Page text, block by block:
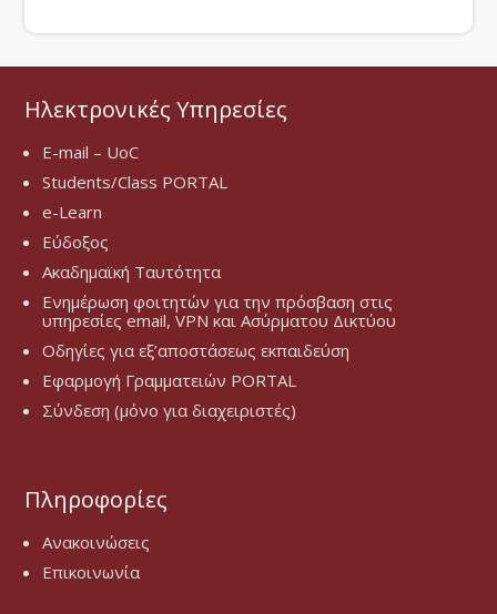
Ηλεκτρονικές Υπηρεσίες
E-mail – UoC
Students/Class PORTAL
e-Learn
Εύδοξος
Ακαδημαϊκή Ταυτότητα
Ενημέρωση φοιτητών για την πρόσβαση στις
υπηρεσίες email, VPN και Ασύρματου Δικτύου
Οδηγίες για εξ’αποστάσεως εκπαιδεύση
Εφαρμογή Γραμματειών PORTAL
Σύνδεση (μόνο για διαχειριστές)
Πληροφορίες
Ανακοινώσεις
Επικοινωνία